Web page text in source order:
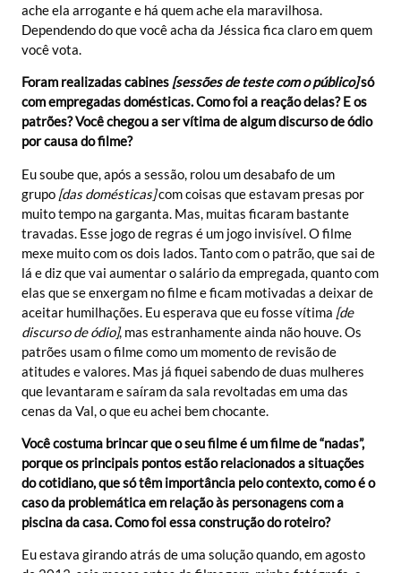
ache ela arrogante e há quem ache ela maravilhosa.
Dependendo do que você acha da Jéssica fica claro em quem
você vota.
Foram realizadas cabines [sessões de teste com o público]só
com empregadas domésticas. Como foi a reação delas? E os
patrões? Você chegou a ser vítima de algum discurso de ódio
por causa do filme?
Eu soube que, após a sessão, rolou um desabafo de um
grupo [das domésticas]com coisas que estavam presas por
muito tempo na garganta. Mas, muitas ficaram bastante
travadas. Esse jogo de regras é um jogo invisível. O filme
mexe muito com os dois lados. Tanto com o patrão, que sai de
lá e diz que vai aumentar o salário da empregada, quanto com
elas que se enxergam no filme e ficam motivadas a deixar de
aceitar humilhações. Eu esperava que eu fosse vítima [de
discurso de ódio], mas estranhamente ainda não houve. Os
patrões usam o filme como um momento de revisão de
atitudes e valores. Mas já fiquei sabendo de duas mulheres
que levantaram e saíram da sala revoltadas em uma das
cenas da Val, o que eu achei bem chocante.
Você costuma brincar que o seu filme é um filme de “nadas”,
porque os principais pontos estão relacionados a situações
do cotidiano, que só têm importância pelo contexto, como é o
caso da problemática em relação às personagens com a
piscina da casa. Como foi essa construção do roteiro?
Eu estava girando atrás de uma solução quando, em agosto